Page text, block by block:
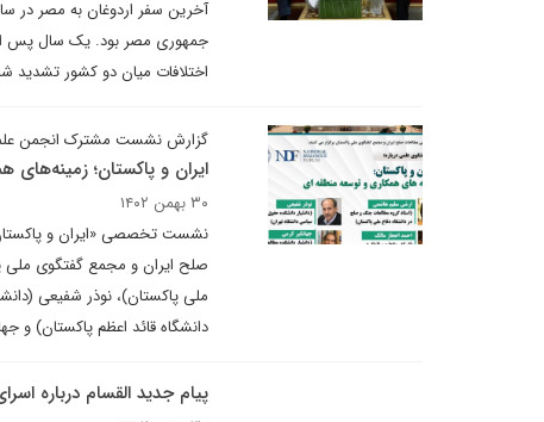
اختلافات میان دو کشور تشدید
گزارش نشست مشترک انجمن
ایران و پاکستان؛
۳۰ بهمن ۱۴۰۲
صلح ایران و مجمع گفتگوی ملی
ملی پاکستان)، نوذر شفیعی
دانشگاه قائد اعظم پاکستان) و
پیام جدید القسام درباره